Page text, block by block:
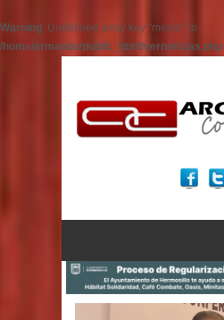
Warning: Undefined array key "medio" in
/home/armando/public_html/vernoticias.php